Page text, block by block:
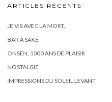
ARTICLES RÉCENTS
JE VIS AVEC LA MORT.
BAR À SAKÉ
ONSEN, 1000 ANS DE PLAISIR
NOSTALGIE
IMPRESSIONS DU SOLEIL LEVANT